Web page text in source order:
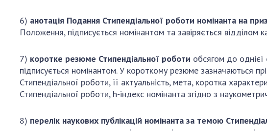
6) анотація Подання Стипендіальної роботи номінанта на
Положення, підписується номінантом та завіряється відділом
7) коротке резюме Стипендіальної роботи обсягом до однієї
підписується номінантом. У короткому резюме зазначаються
Стипендіальної роботи, її актуальність, мета, коротка
Стипендіальної роботи, h-індекс номінанта згідно з
8) перелік наукових публікацій номінанта за темою